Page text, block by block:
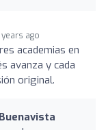
ago
academias en
avanza y cada
original.